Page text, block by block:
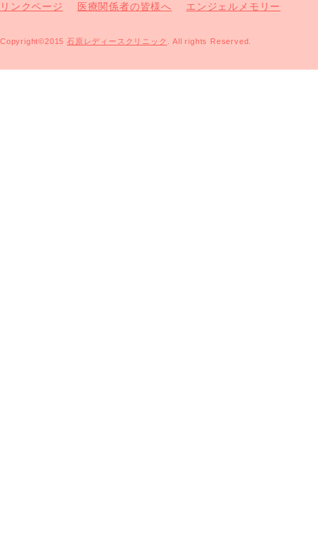
リンクページ
医療関係者の皆様へ エンジェルメモリー
Copyright©2015石原レディースクリニック . All rights Reserved.